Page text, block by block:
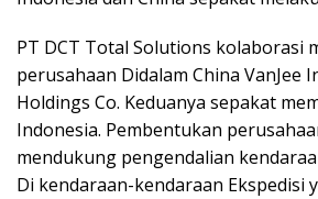
PT DCT Total Solutions kolaborasi
perusahaan Didalam China VanJee
Holdings Co. Keduanya sepakat
Indonesia. Pembentukan
mendukung pengendalian
Di kendaraan-kendaraan Ekspedisi